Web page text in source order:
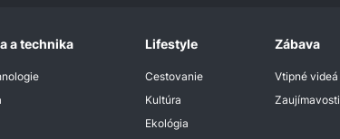
a technika Lifestyle
Cestovanie
Kultúra
Ekológia
Zábava
Vtipné videá
Zaujímavosti